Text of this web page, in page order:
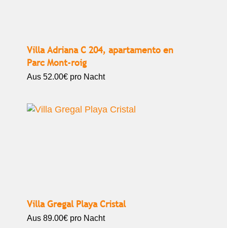
Villa Adriana C 204, apartamento en
Parc Mont-roig
Aus 52.00€pro Nacht
Villa Gregal Playa Cristal
Aus 89.00€pro Nacht